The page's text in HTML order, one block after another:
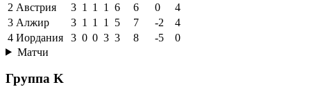
2 Австрия 3 1 1 1 6 6 0
4
3 Алжир 3 1 1 1 5 7 -2
4
4 Иордания 3 0 0 3 3 8 -5
0
Матчи
Группа K